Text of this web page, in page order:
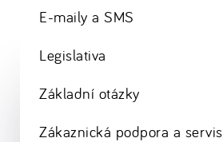
E-maily a SMS
Legislativa
Základní otázky
Zákaznická podpora a servis